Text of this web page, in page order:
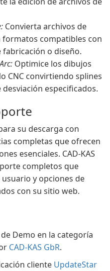
Convierta archivos de
compatibles con
fabricación o diseño.
Optimice los dibujos
CNC convirtiendo splines
especificados.
su descarga con
completas que ofrecen
esenciales. CAD-KAS
completos que
y opciones de
con su sitio web.
Demo en la categoría
CAD-KAS GbR.
cliente UpdateStar